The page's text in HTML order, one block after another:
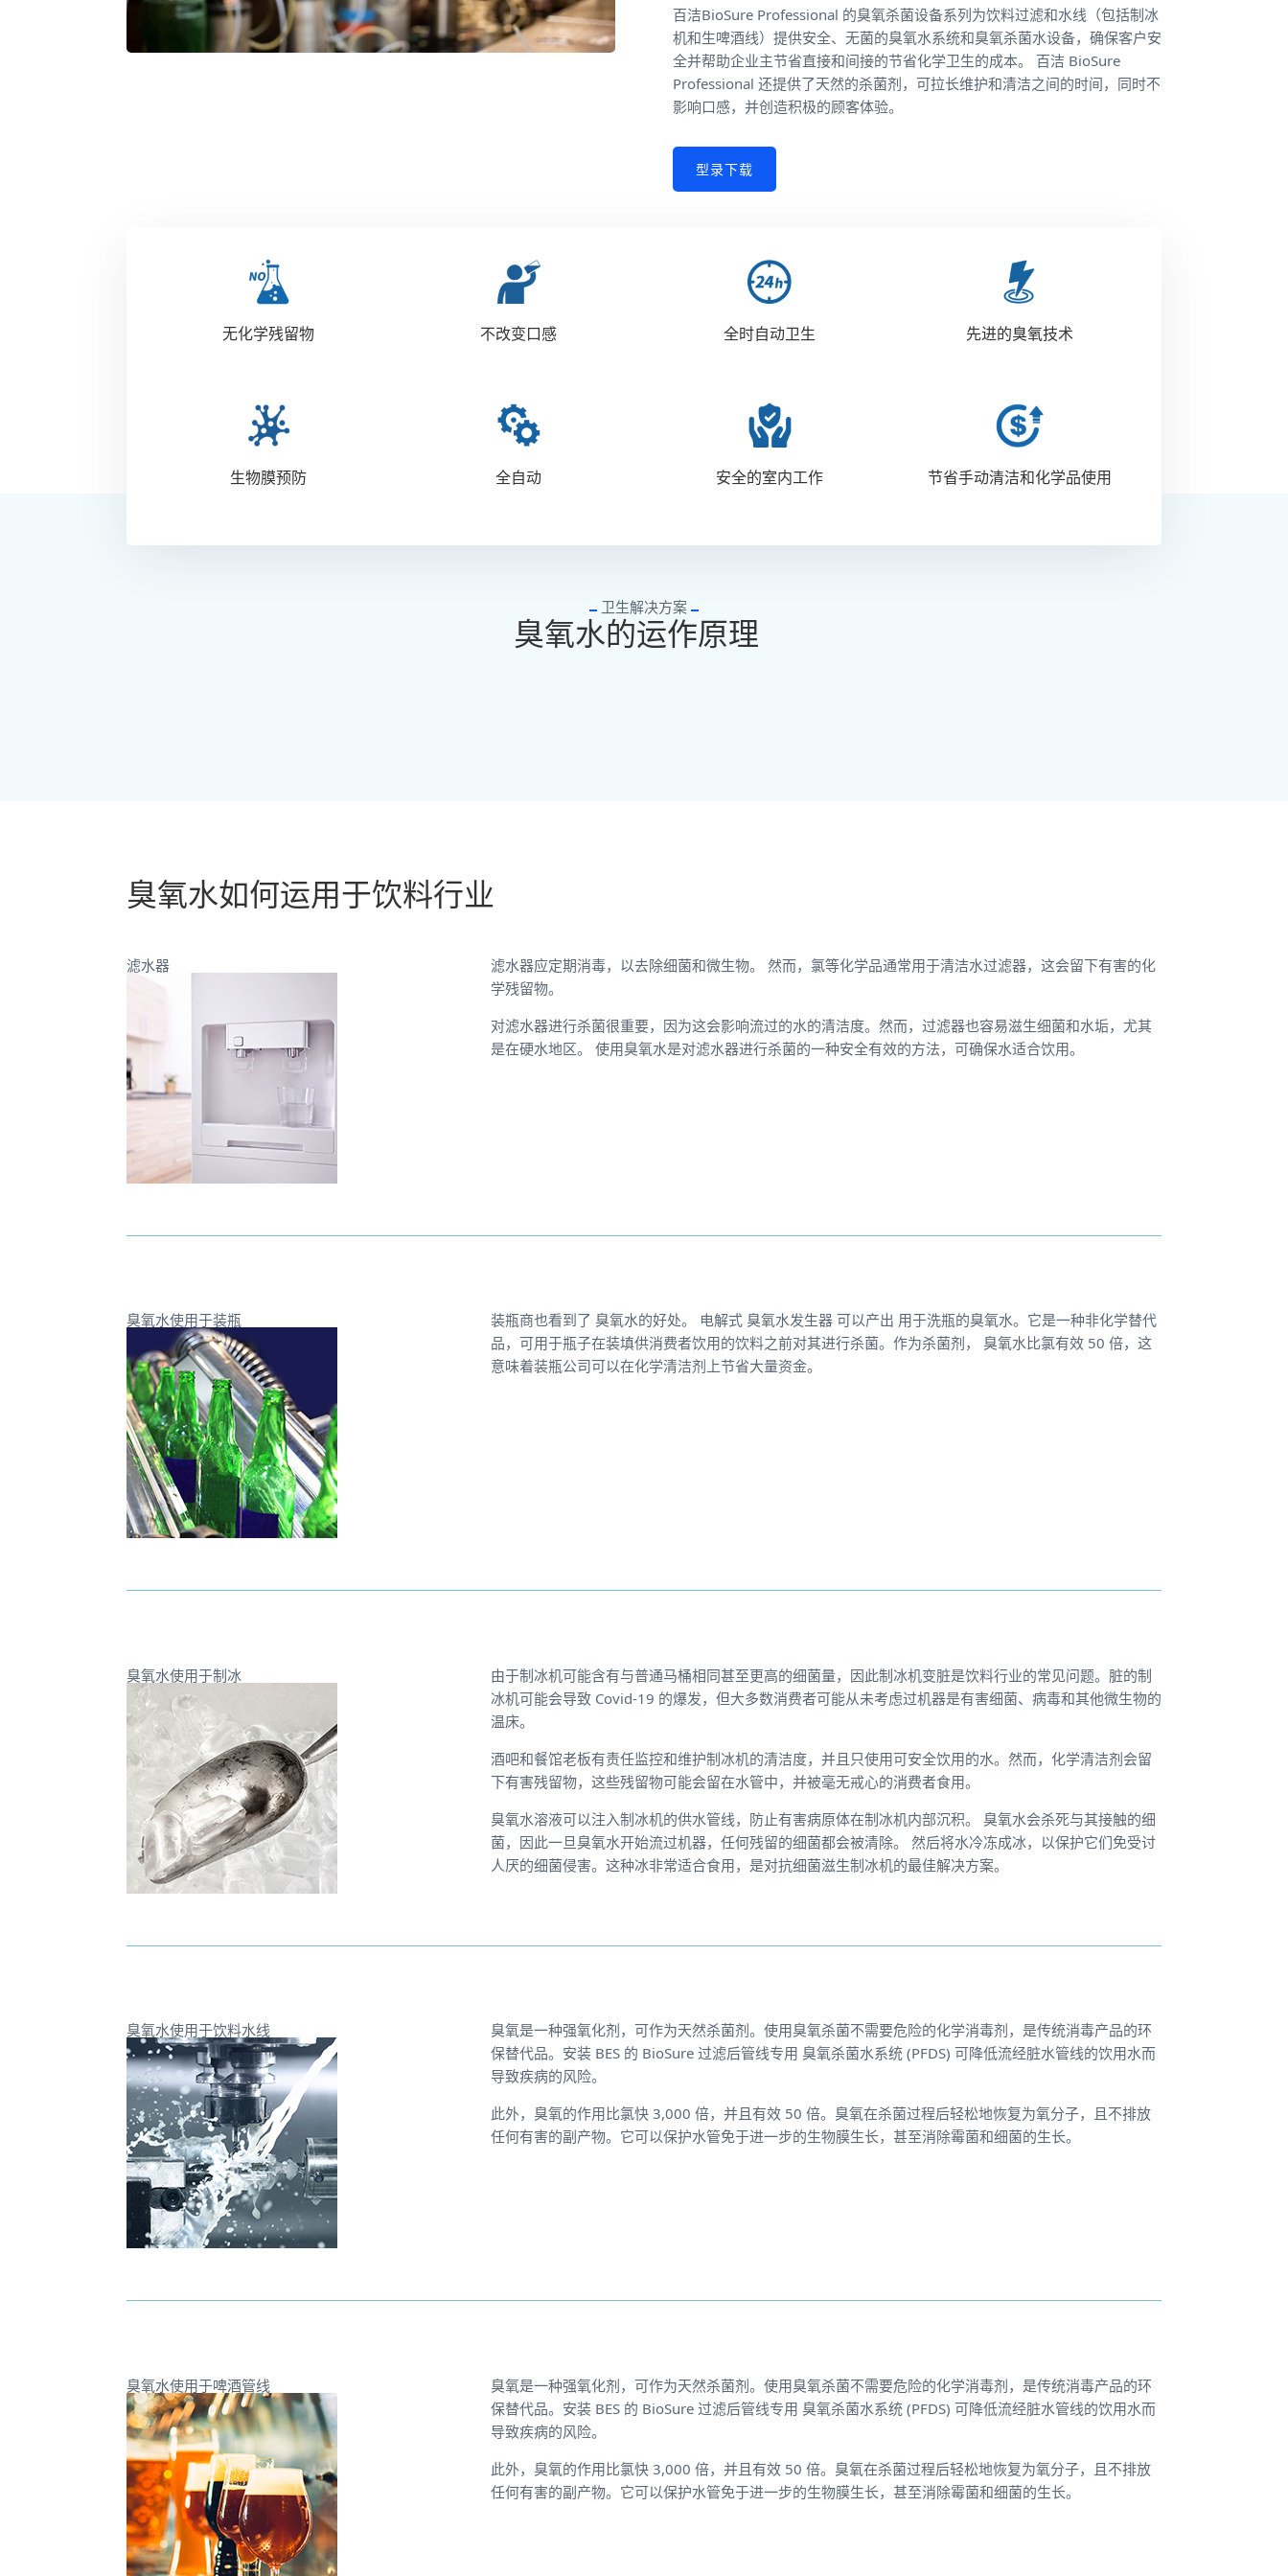
百洁BioSure Professional 的臭氧杀菌设备系列为饮料过滤和水线（包括制冰
机和生啤酒线）提供安全、无菌的臭氧水系统和臭氧杀菌水设备，确保客户安
全并帮助企业主节省直接和间接的节省化学卫生的成本。 百洁 BioSure
Professional 还提供了天然的杀菌剂，可拉长维护和清洁之间的时间，同时不
影响口感，并创造积极的顾客体验。
型录下载
无化学残留物
生物膜预防
不改变口感
全自动
全时自动卫生
安全的室内工作
先进的臭氧技术
节省手动清洁和化学品使用
卫生解决方案
臭氧水的运作原理
臭氧水如何运用于饮料行业
滤水器
滤水器应定期消毒，以去除细菌和微生物。 然而，氯等化学品通常用于清洁水过滤器，这会留下有害的化
学残留物。
对滤水器进行杀菌很重要，因为这会影响流过的水的清洁度。然而，过滤器也容易滋生细菌和水垢，尤其
是在硬水地区。 使用臭氧水是对滤水器进行杀菌的一种安全有效的方法，可确保水适合饮用。
臭氧水使用于装瓶
装瓶商也看到了 臭氧水的好处。 电解式 臭氧水发生器 可以产出 用于洗瓶的臭氧水。它是一种非化学替代
品，可用于瓶子在装填供消费者饮用的饮料之前对其进行杀菌。作为杀菌剂， 臭氧水比氯有效 50 倍，这
意味着装瓶公司可以在化学清洁剂上节省大量资金。
臭氧水使用于制冰
由于制冰机可能含有与普通马桶相同甚至更高的细菌量，因此制冰机变脏是饮料行业的常见问题。脏的制
冰机可能会导致 Covid-19 的爆发，但大多数消费者可能从未考虑过机器是有害细菌、病毒和其他微生物的
温床。
酒吧和餐馆老板有责任监控和维护制冰机的清洁度，并且只使用可安全饮用的水。然而，化学清洁剂会留
下有害残留物，这些残留物可能会留在水管中，并被毫无戒心的消费者食用。
臭氧水溶液可以注入制冰机的供水管线，防止有害病原体在制冰机内部沉积。 臭氧水会杀死与其接触的细
菌，因此一旦臭氧水开始流过机器，任何残留的细菌都会被清除。 然后将水冷冻成冰，以保护它们免受讨
人厌的细菌侵害。这种冰非常适合食用，是对抗细菌滋生制冰机的最佳解决方案。
臭氧水使用于饮料水线
臭氧是一种强氧化剂，可作为天然杀菌剂。使用臭氧杀菌不需要危险的化学消毒剂，是传统消毒产品的环
保替代品。安装 BES 的 BioSure 过滤后管线专用 臭氧杀菌水系统 (PFDS) 可降低流经脏水管线的饮用水而
导致疾病的风险。
此外，臭氧的作用比氯快 3,000 倍，并且有效 50 倍。臭氧在杀菌过程后轻松地恢复为氧分子，且不排放
任何有害的副产物。它可以保护水管免于进一步的生物膜生长，甚至消除霉菌和细菌的生长。
臭氧水使用于啤酒管线
臭氧是一种强氧化剂，可作为天然杀菌剂。使用臭氧杀菌不需要危险的化学消毒剂，是传统消毒产品的环
保替代品。安装 BES 的 BioSure 过滤后管线专用 臭氧杀菌水系统 (PFDS) 可降低流经脏水管线的饮用水而
导致疾病的风险。
此外，臭氧的作用比氯快 3,000 倍，并且有效 50 倍。臭氧在杀菌过程后轻松地恢复为氧分子，且不排放
任何有害的副产物。它可以保护水管免于进一步的生物膜生长，甚至消除霉菌和细菌的生长。